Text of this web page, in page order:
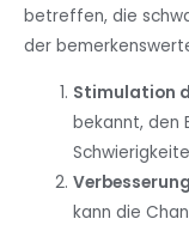
betreffen, die
der
Stimulation
bekannt, den
kann die